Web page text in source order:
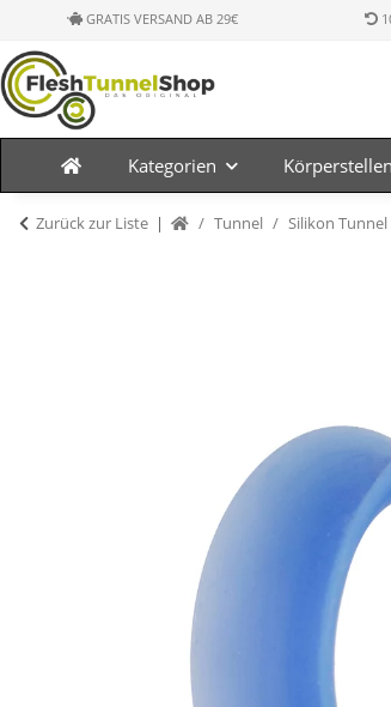
GRATIS VERSAND AB 29€
Kategorien Körperstellen
Zurück zur Liste Tunnel Silikon Tunnel